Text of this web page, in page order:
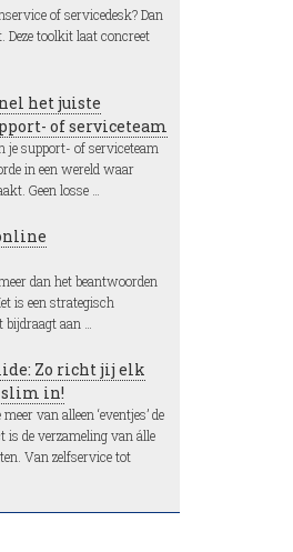
of servicedesk? Dan
toolkit laat concreet
het juiste
of serviceteam
je support- of serviceteam
in een wereld waar
Geen losse …
dan het beantwoorden
is een strategisch
aan …
Zo richt jij elk
in!
van alleen ‘eventjes’ de
is de verzameling van álle
Van zelfservice tot